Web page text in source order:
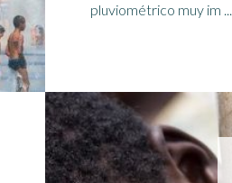
pluviométrico muy im ...